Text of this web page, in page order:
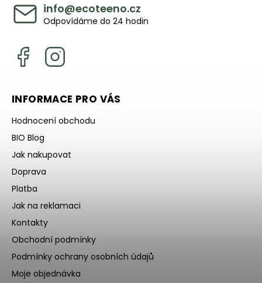
info@ecoteeno.cz
Odpovídáme do 24 hodin
INFORMACE PRO VÁS
Hodnocení obchodu
BIO Blog
Jak nakupovat
Doprava
Platba
Jak na reklamaci
Kontakty
Obchodní podmínky
Podmínky ochrany osobních údajů
Moje objednávka